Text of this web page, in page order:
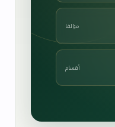
مؤلفا
أقسام